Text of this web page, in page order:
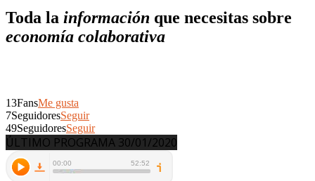
Toda la información que necesitas sobre
economía colaborativa
13FansMe gusta
7SeguidoresSeguir
49SeguidoresSeguir
ÚLTIMO PROGRAMA 30/01/2020